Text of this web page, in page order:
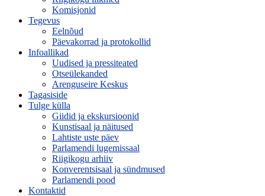
Komisjonid
Tegevus
Eelnõud
Päevakorrad ja protokollid
Infoallikad
Uudised ja pressiteated
Otseülekanded
Arenguseire Keskus
Tagasiside
Tulge külla
Giidid ja ekskursioonid
Kunstisaal ja näitused
Lahtiste uste päev
Parlamendi lugemissaal
Riigikogu arhiiv
Konverentsisaal ja sündmused
Parlamendi pood
Kontaktid